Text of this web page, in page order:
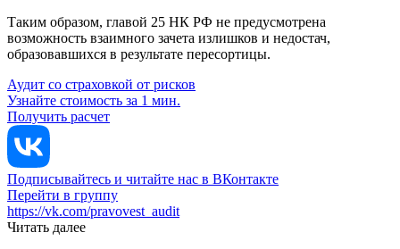
Таким образом, главой 25 НК РФ не предусмотрена
возможность взаимного зачета излишков и недостач,
образовавшихся в результате пересортицы.
Аудит со страховкой от рисков
Узнайте стоимость за 1 мин.
Получить расчет
Подписывайтесь и читайте нас в ВКонтакте
Перейти в группу
https://vk.com/pravovest_audit
Читать далее